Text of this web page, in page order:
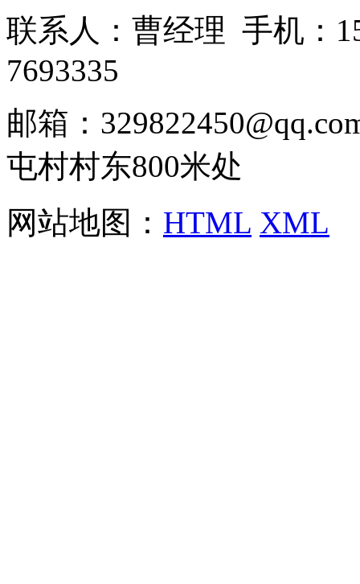
联系人：曹经理 手机：
7693335
邮箱：
屯村村东800米处
网站地图： HTML XML